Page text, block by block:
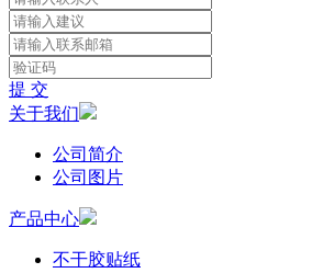
提 交
关于我们
公司简介
公司图片
产品中心
不干胶贴纸